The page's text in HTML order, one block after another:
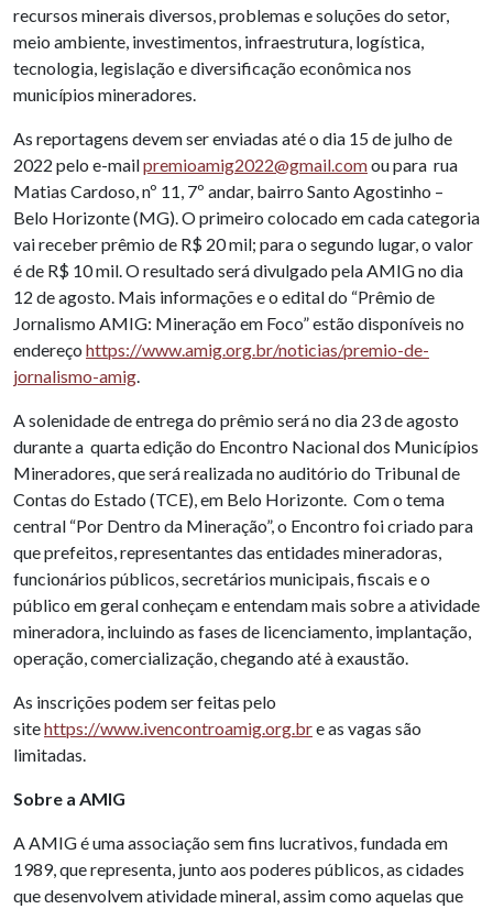
recursos minerais diversos, problemas e soluções do setor,
meio ambiente, investimentos, infraestrutura, logística,
tecnologia, legislação e diversificação econômica nos
municípios mineradores.
As reportagens devem ser enviadas até o dia 15 de julho de
2022 pelo e-mailpremioamig2022@gmail.comou para rua
Matias Cardoso, nº 11, 7º andar, bairro Santo Agostinho –
Belo Horizonte (MG). O primeiro colocado em cada categoria
vai receber prêmio de R$ 20 mil; para o segundo lugar, o valor
é de R$ 10 mil. O resultado será divulgado pela AMIG no dia
12 de agosto. Mais informações e o edital do “Prêmio de
Jornalismo AMIG: Mineração em Foco” estão disponíveis no
endereço https://www.amig.org.br/noticias/premio-de-
jornalismo-amig.
A solenidade de entrega do prêmio será no dia 23 de agosto
durante a quarta edição do Encontro Nacional dos Municípios
Mineradores, que será realizada no auditório do Tribunal de
Contas do Estado (TCE), em Belo Horizonte. Com o tema
central “Por Dentro da Mineração”, o Encontro foi criado para
que prefeitos, representantes das entidades mineradoras,
funcionários públicos, secretários municipais, fiscais e o
público em geral conheçam e entendam mais sobre a atividade
mineradora, incluindo as fases de licenciamento, implantação,
operação, comercialização, chegando até à exaustão.
As inscrições podem ser feitas pelo
sitehttps://www.ivencontroamig.org.bre as vagas são
limitadas.
Sobre a AMIG
A AMIG é uma associação sem fins lucrativos, fundada em
1989, que representa, junto aos poderes públicos, as cidades
que desenvolvem atividade mineral, assim como aquelas que